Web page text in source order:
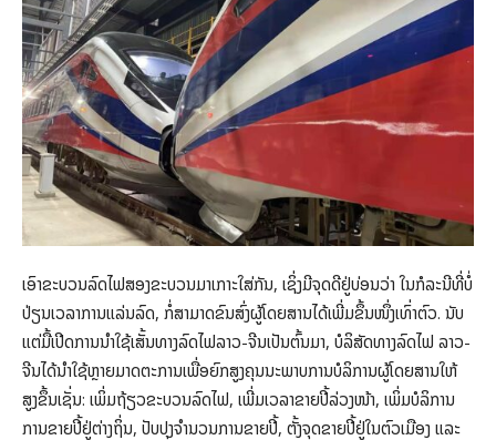
ເອົາຂະບວນລົດໄຟສອງຂະບວນມາເກາະໃສ່ກັນ, ເຊິ່ງມີຈຸດດີຢູ່ບ່ອນວ່າ ໃນກໍລະນີທີ່ບໍ່
ປ່ຽນເວລາການແລ່ນລົດ, ກໍ່ສາມາດຂົນສົ່ງຜູ້ໂດຍສານໄດ້ເພີ່ມຂຶ້ນໜຶ່ງເທົ່າຕົວ. ນັບ
ແຕ່ມື້ເປີດການນຳໃຊ້ເສັ້ນທາງລົດໄຟລາວ-ຈີນເປັນຕົ້ນມາ, ບໍລິສັດທາງລົດໄຟ ລາວ-
ຈີນໄດ້ນໍາໃຊ້ຫຼາຍມາດຕະການເພື່ອຍົກສູງຄຸນນະພາບການບໍລິການຜູ້ໂດຍສານໃຫ້
ສູງຂຶ້ນເຊັ່ນ: ເພິ່ມຖ້ຽວຂະບວນລົດໄຟ, ເພີ່ມເວລາຂາຍປີ້ລ່ວງໜ້າ, ເພິ່ມບໍລິການ
ການຂາຍປີ້ຢູ່ຕ່າງຖິ່ນ, ປັບປຸງຈຳນວນການຂາຍປີ້, ຕັ້ງຈຸດຂາຍປີ້ຢູ່ໃນຕົວເມືອງ ແລະ